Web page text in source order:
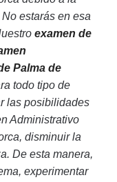
estarás en esa
examen de
Palma de
todo tipo de
las posibilidades
Administrativo
disminuir la
De esta manera,
experimentar